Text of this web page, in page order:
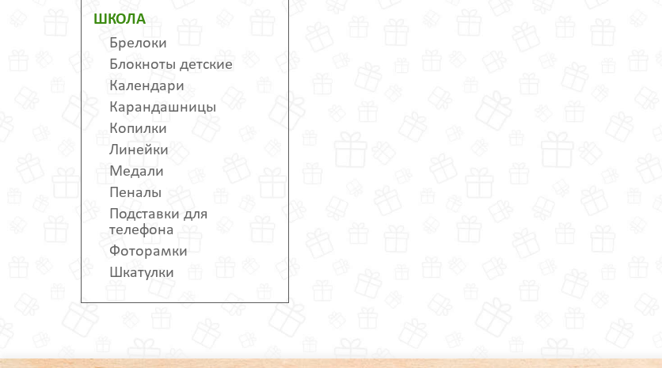
ШКОЛА
Брелоки
Блокноты детские
Календари
Карандашницы
Копилки
Линейки
Медали
Пеналы
Подставки для
телефона
Фоторамки
Шкатулки